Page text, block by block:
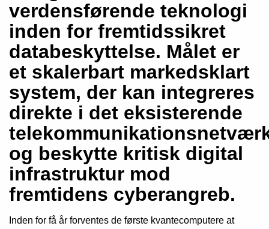
verdensførende teknologi
inden for fremtidssikret
databeskyttelse. Målet er
et skalerbart markedsklart
system, der kan integreres
direkte i det eksisterende
og beskytte kritisk digital
infrastruktur mod
fremtidens cyberangreb.
Inden for få år forventes de første kvantecomputere at